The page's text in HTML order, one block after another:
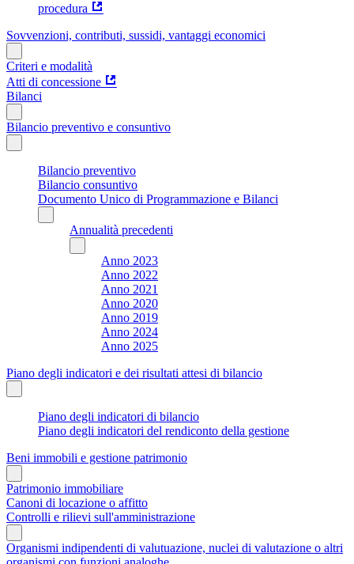
procedura
Sovvenzioni, contributi, sussidi, vantaggi economici
Criteri e modalità
Atti di concessione
Bilanci
Bilancio preventivo e consuntivo
Bilancio preventivo
Bilancio consuntivo
Documento Unico di Programmazione e Bilanci
Annualità precedenti
Anno 2023
Anno 2022
Anno 2021
Anno 2020
Anno 2019
Anno 2024
Anno 2025
Piano degli indicatori e dei risultati attesi di bilancio
Piano degli indicatori di bilancio
Piano degli indicatori del rendiconto della gestione
Beni immobili e gestione patrimonio
Patrimonio immobiliare
Canoni di locazione o affitto
Controlli e rilievi sull'amministrazione
Organismi indipendenti di valutuazione, nuclei di valutazione o altri